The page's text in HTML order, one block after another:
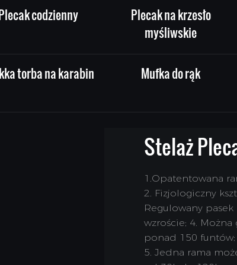
codzienny
Plecak na krzesło
myśliwskie
torba na karabin Mufka do rąk
Stelaż
1.Opatentowana
2. Fizjologiczny
Regulowany
wzroście; 4.
ponad 150 funtów;
5. Jedna rama